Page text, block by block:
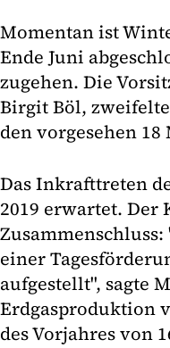
Momentan ist
Ende Juni
zugehen. Die
Birgit Böl,
den vorgesehen
Das Inkrafttreten
2019 erwartet. Der
einer
aufgestellt", sagte
Erdgasproduktion
des Vorjahres von